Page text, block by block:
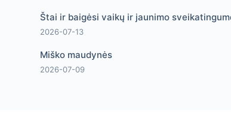
Štai ir baigėsi vaikų ir jaunimo
2026-07-13
Miško maudynės
2026-07-09